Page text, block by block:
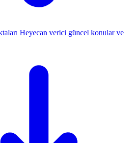
Heyecan verici güncel konular ve